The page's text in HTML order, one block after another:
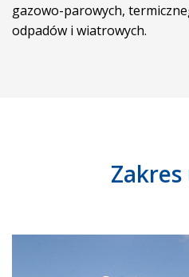
gazowo-parowych,
odpadów i wiatrowych.
Zakres